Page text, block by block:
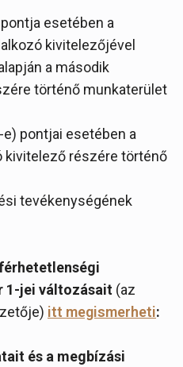
esetében a
kivitelezőjével
a második
történő munkaterület
pontjai esetében a
kivitelező részére történő
tevékenységének
1-jei változásait (az
itt megismerheti:
és a megbízási